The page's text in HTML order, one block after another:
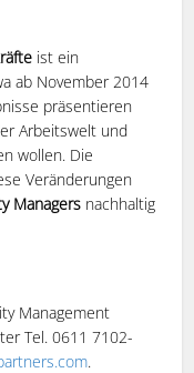
ist ein
ab November 2014
präsentieren
Arbeitswelt und
wollen. Die
Veränderungen
Managers nachhaltig
Management
Tel. 0611 7102-
.